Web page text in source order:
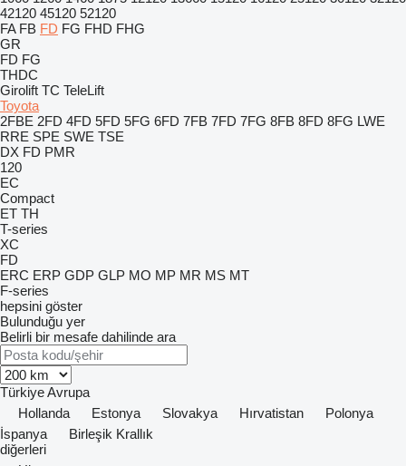
42120 45120 52120
FA FB FD FG FHD FHG
GR
FD FG
THDC
Girolift TC TeleLift
Toyota
2FBE 2FD 4FD 5FD 5FG 6FD 7FB 7FD 7FG 8FB 8FD 8FG LWE
RRE SPE SWE TSE
DX FD PMR
120
EC
Compact
ET TH
T-series
XC
FD
ERC ERP GDP GLP MO MP MR MS MT
F-series
hepsini göster
Bulunduğu yer
Belirli bir mesafe dahilinde ara
TürkiyeAvrupa
Hollanda
Estonya Slovakya Hırvatistan
Polonya
İspanya
Birleşik Krallık
diğerleri